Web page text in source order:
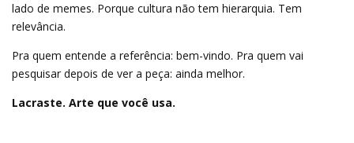
lado de memes. Porque cultura não tem hierarquia. Tem
relevância.
Pra quem entende a referência: bem-vindo. Pra quem vai
pesquisar depois de ver a peça: ainda melhor.
Lacraste. Arte que você usa.